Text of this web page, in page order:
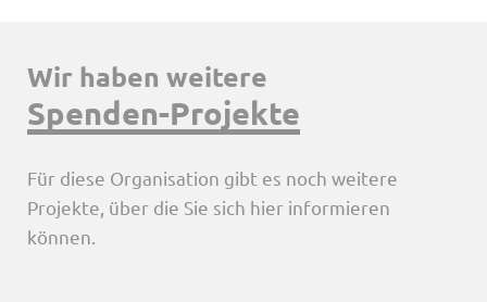
Wir haben weitere
Spenden-Projekte
Für diese Organisation gibt es noch weitere
Projekte, über die Sie sich hier informieren
können.